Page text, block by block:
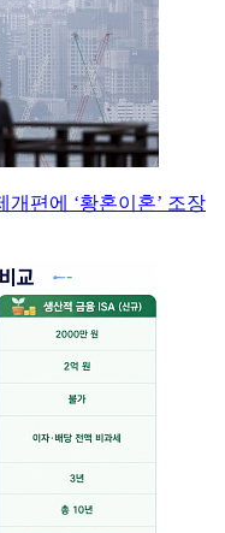
개편에 ‘황혼이혼’ 조장